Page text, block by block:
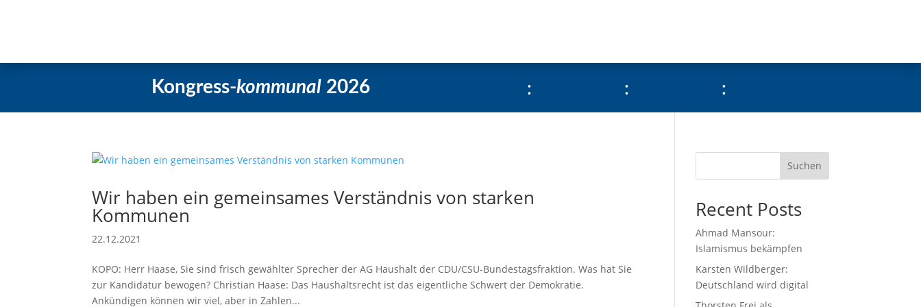
Kongress-kommunal 2026 : : :
Wir haben ein gemeinsames Verständnis von starken
Kommunen
22.12.2021
KOPO: Herr Haase, Sie sind frisch gewählter Sprecher der AG Haushalt der CDU/CSU-Bundestagsfraktion. Was hat Sie
zur Kandidatur bewogen? Christian Haase: Das Haushaltsrecht ist das eigentliche Schwert der Demokratie.
Ankündigen können wir viel, aber in Zahlen...
Suchen
Recent Posts
Ahmad Mansour:
Islamismus bekämpfen
Karsten Wildberger:
Deutschland wird digital